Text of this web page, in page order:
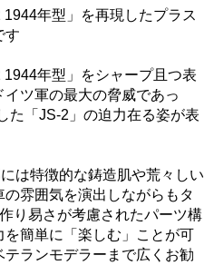
年型」を再現したプラス
す
年型」をシャープ且つ表
ツ軍の最大の脅威であっ
た「JS-2」の迫力在る姿が表
は特徴的な鋳造肌や荒々しい
雰囲気を演出しながらもタ
り易さが考慮されたパーツ構
簡単に「楽しむ」ことが可
ランモデラーまで広くお勧